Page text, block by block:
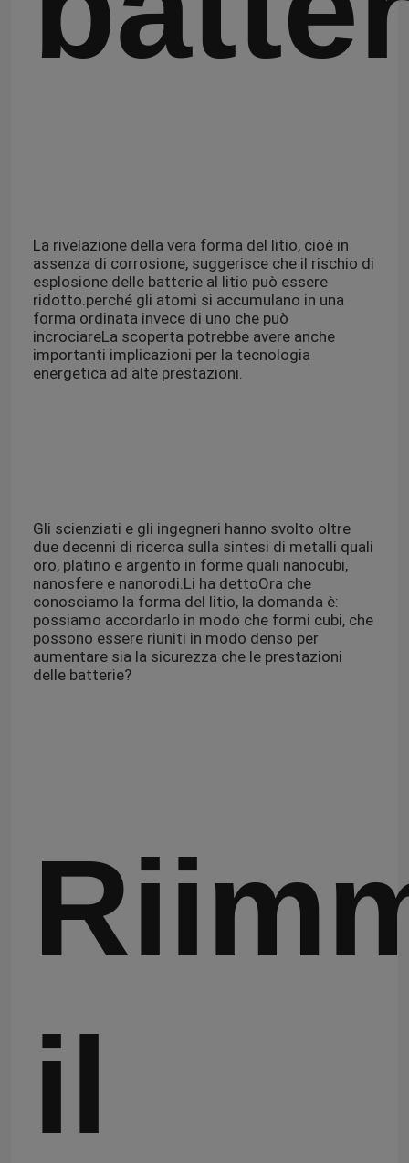
La rivelazione della vera forma del litio, cioè in
assenza di corrosione, suggerisce che il rischio di
esplosione delle batterie al litio può essere
ridotto.perché gli atomi si accumulano in una
forma ordinata invece di uno che può
incrociareLa scoperta potrebbe avere anche
importanti implicazioni per la tecnologia
energetica ad alte prestazioni.
Gli scienziati e gli ingegneri hanno svolto oltre
due decenni di ricerca sulla sintesi di metalli quali
oro, platino e argento in forme quali nanocubi,
nanosfere e nanorodi.Li ha dettoOra che
conosciamo la forma del litio, la domanda è:
possiamo accordarlo in modo che formi cubi, che
possono essere riuniti in modo denso per
aumentare sia la sicurezza che le prestazioni
delle batterie?
il